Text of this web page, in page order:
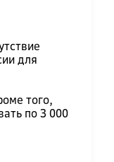
для
того,
по 3 000